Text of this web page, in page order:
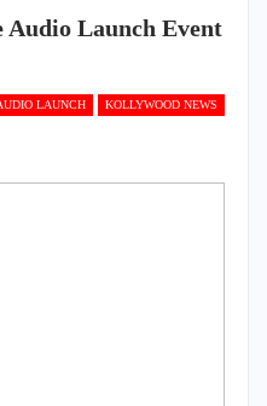
Launch Event
LAUNCH KOLLYWOOD NEWS